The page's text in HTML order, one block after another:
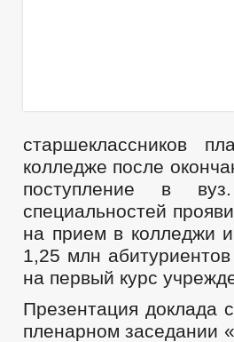
старшеклассников
колледже после
поступление в
специальностей
на прием в колледжи
1,25 млн
на первый курс
Презентация доклада
пленарном заседании